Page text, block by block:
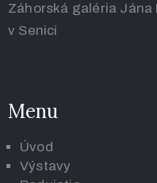
Záhorská galéria Jána
v Senici
Menu
Úvod
Výstavy